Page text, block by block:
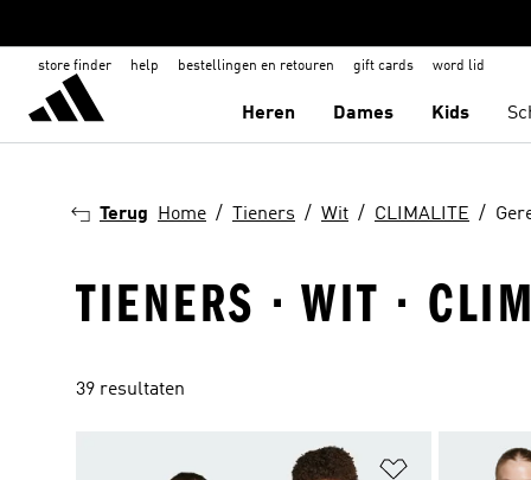
store finder help bestellingen en retouren gift cards word lid
Heren Dames Kids
Terug Home Tieners Wit CLIMALITE
TIENERS · WIT ·
39 resultaten
Op